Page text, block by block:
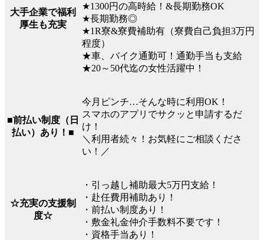
大手企業で福利
厚生も充実
★1300円の高時給！&長期勤務OK
★長期勤務◎
★1R寮&寮費補助有（寮費自己負担3万円
程度）
★車、バイク通勤可！通勤手当も支給
★20～50代迄の女性活躍中！
■前払い制度（日
払い）あり！■
今月ピンチ…そんな時に利用OK！
スマホのアプリでサクッと申請するだ
け！
＼利用者続々！お気軽にご相談くださ
い！／
☆充実の支援制
度☆
・引っ越し補助最大5万円支給！
・赴任費用補助あり！
・前払い制度あり！
・敷金礼金仲介手数料不要です！
・資格手当あり！